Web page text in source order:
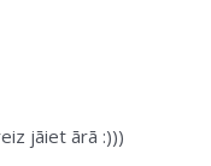
jāiet ārā :)))